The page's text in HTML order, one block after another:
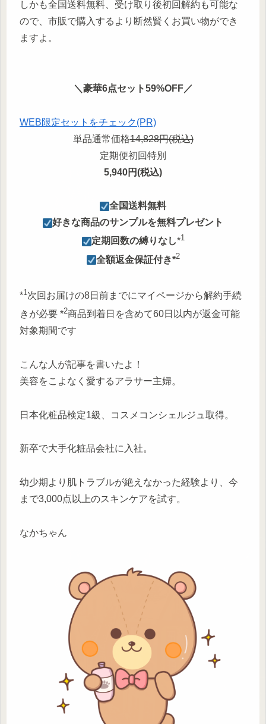
しかも全国送料無料、受け取り後初回解約も可能な
ので、市販で購入するより断然賢くお買い物ができ
ますよ。
＼豪華6点セット59%OFF／
WEB限定セットをチェック(PR)
単品通常価格14,828円(税込)
定期便初回特別
5,940円(税込)
︎全国送料無料
︎好きな商品のサンプルを無料プレゼント
定期回数の縛りなし*1
︎全額返金保証付き*2
*1 次回お届けの8日前までにマイページから解約手続
きが必要 *2商品到着日を含めて60日以内が返金可能
対象期間です
こんな人が記事を書いたよ！
美容をこよなく愛するアラサー主婦。
日本化粧品検定1級、コスメコンシェルジュ取得。
新卒で大手化粧品会社に入社。
幼少期より肌トラブルが絶えなかった経験より、今
まで3,000点以上のスキンケアを試す。
なかちゃん